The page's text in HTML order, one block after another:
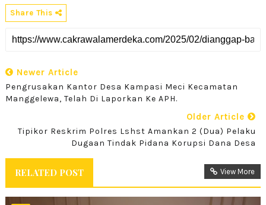
Share This
Newer Article
Pengrusakan Kantor Desa Kampasi Meci Kecamatan
Manggelewa, Telah Di Laporkan Ke APH.
Older Article
Tipikor Reskrim Polres Lshst Amankan 2 (dua) Pelaku
Dugaan Tindak Pidana Korupsi Dana Desa
RELATED POST View More